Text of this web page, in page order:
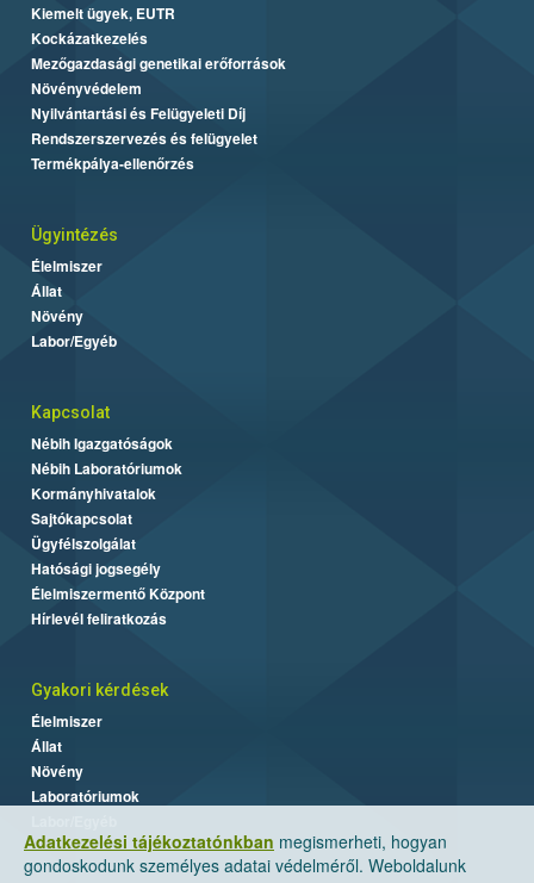
Adatkezelési tájékoztatónkban megismerheti, hogyan
gondoskodunk személyes adatai védelméről. Weboldalunk
Kiemelt ügyek, EUTR
Kockázatkezelés
Mezőgazdasági genetikai erőforrások
Növényvédelem
Nyilvántartási és Felügyeleti Díj
Rendszerszervezés és felügyelet
Termékpálya-ellenőrzés
Ügyintézés
Élelmiszer
Állat
Növény
Labor/Egyéb
Kapcsolat
Nébih Igazgatóságok
Nébih Laboratóriumok
Kormányhivatalok
Sajtókapcsolat
Ügyfélszolgálat
Hatósági jogsegély
Élelmiszermentő Központ
Hírlevél feliratkozás
Gyakori kérdések
Élelmiszer
Állat
Növény
Laboratóriumok